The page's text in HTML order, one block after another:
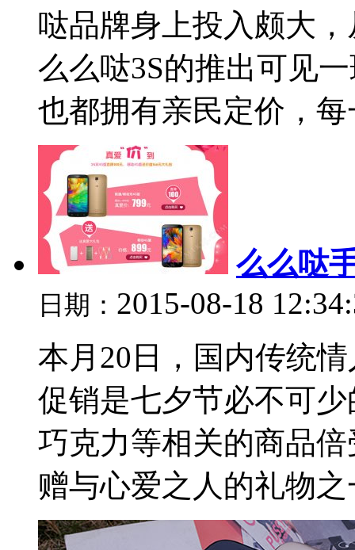
哒品牌身上投入颇大
么么哒3S的推出可见
也都拥有亲民定价，每
么么哒
日期： 2015-08-18
本月20日，国内传统
促销是七夕节必不可
巧克力等相关的商品
赠与心爱之人的礼物之